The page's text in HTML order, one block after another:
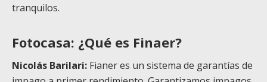
tranquilos.
Fotocasa: ¿Qué es Finaer?
Nicolás Barilari: Fianer es un sistema de garantías de